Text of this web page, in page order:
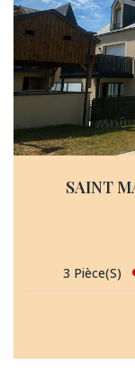
SAINT
3 Pièce(s)